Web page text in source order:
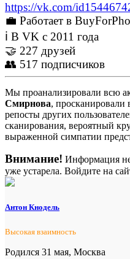
https://vk.com/
💼 Работает в
ℹ В VK с 2011 года
🤝 227 друзей
👥 517 подписчиков
Мы проанализировали всю
Смирнова, просканировали
репосты других
сканирования, вероятный
выраженной симпатии
Внимание! Информация
уже устарела. Войдите на
Антон Кнодель
Высокая взаимность
Родился 31 мая, Москва